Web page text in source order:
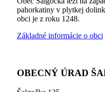
pahorkatiny v plytkej
obci je z roku 1248.
Základné informácie o obci
OBECNÝ ÚRAD